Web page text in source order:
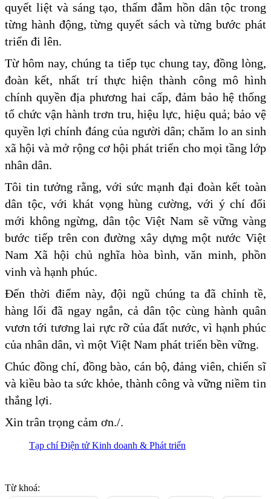
quyết liệt và sáng tạo, thấm đẫm hồn dân tộc trong
từng hành động, từng quyết sách và từng bước phát
triển đi lên.
Từ hôm nay, chúng ta tiếp tục chung tay, đồng lòng,
đoàn kết, nhất trí thực hiện thành công mô hình
chính quyền địa phương hai cấp, đảm bảo hệ thống
tổ chức vận hành trơn tru, hiệu lực, hiệu quả; bảo vệ
quyền lợi chính đáng của người dân; chăm lo an sinh
xã hội và mở rộng cơ hội phát triển cho mọi tầng lớp
nhân dân.
Tôi tin tưởng rằng, với sức mạnh đại đoàn kết toàn
dân tộc, với khát vọng hùng cường, với ý chí đổi
mới không ngừng, dân tộc Việt Nam sẽ vững vàng
bước tiếp trên con đường xây dựng một nước Việt
Nam Xã hội chủ nghĩa hòa bình, văn minh, phồn
vinh và hạnh phúc.
Đến thời điểm này, đội ngũ chúng ta đã chỉnh tề,
hàng lối đã ngay ngắn, cả dân tộc cùng hành quân
vươn tới tương lai rực rỡ của đất nước, vì hạnh phúc
của nhân dân, vì một Việt Nam phát triển bền vững.
Chúc đồng chí, đồng bào, cán bộ, đảng viên, chiến sĩ
và kiều bào ta sức khỏe, thành công và vững niềm tin
thắng lợi.
Xin trân trọng cảm ơn./.
Tạp chí Điện tử Kinh doanh & Phát triển
Từ khoá: